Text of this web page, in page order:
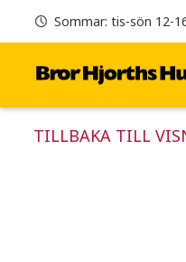
Sommar: tis-sön 12-
TILLBAKA TILL